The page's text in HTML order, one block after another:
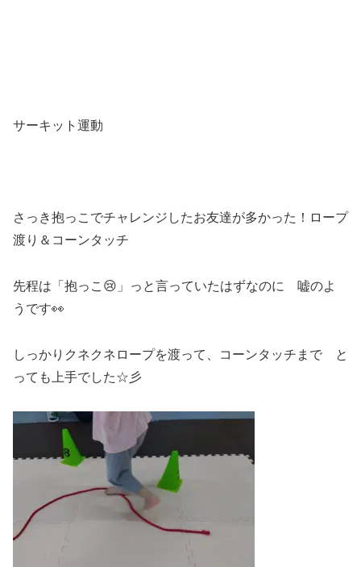
サーキット運動
さっき抱っこでチャレンジしたお友達が多かった！ロープ
渡り＆コーンタッチ
先程は「抱っこ😢」っと言っていたはずなのに 嘘のよ
うです👀
しっかりクネクネロープを渡って、コーンタッチまで と
っても上手でした☆彡